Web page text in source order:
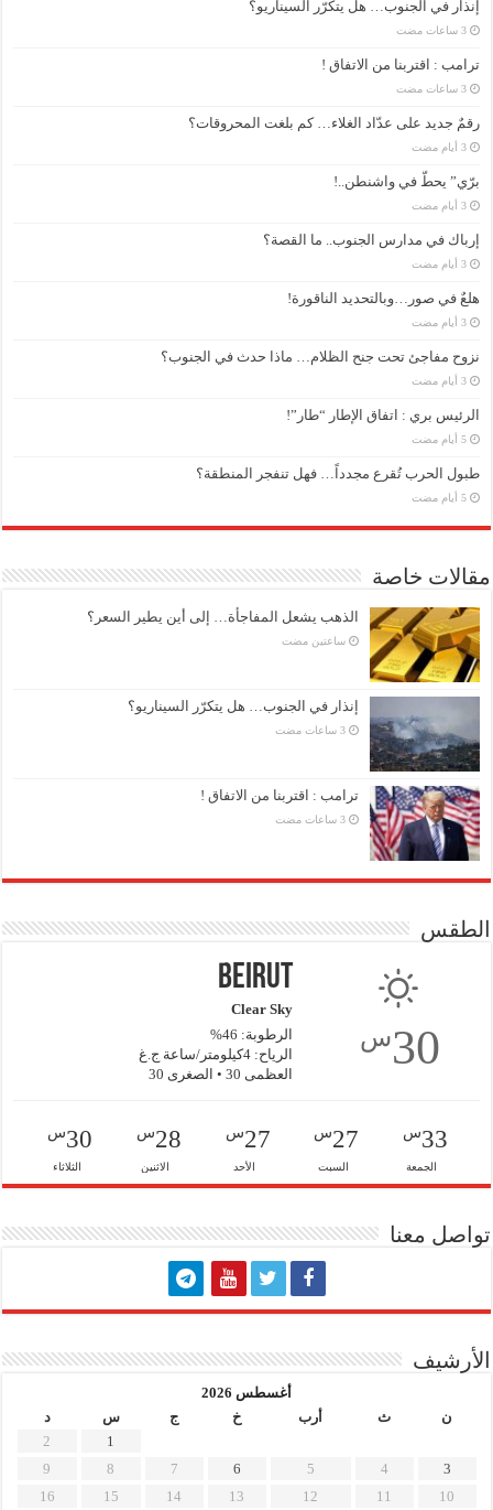
إنذار في الجنوب… هل يتكرّر السيناريو؟
‏3 ساعات مضت
ترامب : اقتربنا من الاتفاق !
‏3 ساعات مضت
رقمٌ جديد على عدّاد الغلاء… كم بلغت المحروقات؟
‏3 أيام مضت
برّي” يحطّ في واشنطن..!
‏3 أيام مضت
إرباك في مدارس الجنوب.. ما القصة؟
‏3 أيام مضت
هلعٌ في صور…وبالتحديد الناقورة!
‏3 أيام مضت
نزوح مفاجئ تحت جنح الظلام… ماذا حدث في الجنوب؟
‏3 أيام مضت
الرئيس بري : اتفاق الإطار “طار”!
‏5 أيام مضت
طبول الحرب تُقرع مجدداً… فهل تنفجر المنطقة؟
‏5 أيام مضت
مقالات خاصة
الذهب يشعل المفاجأة… إلى أين يطير السعر؟
‏ساعتين مضت
إنذار في الجنوب… هل يتكرّر السيناريو؟
‏3 ساعات مضت
ترامب : اقتربنا من الاتفاق !
‏3 ساعات مضت
الطقس
30س
Beirut
Clear Sky
الرطوبة: 46%
الرياح: 4كيلومتر/ساعة ج.غ
العظمى 30 • الصغرى 30
33س
الجمعة
27س
السبت
27س
الأحد
28س
الاثنين
30س
الثلاثاء
تواصل معنا
الأرشيف
أغسطس 2026
ن
ث أرب خ ج س
د
1
2
3
4
5
6
7
8
9
10
11
12
13
14
15
16